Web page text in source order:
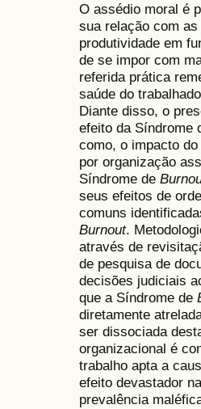
O assédio moral é
sua relação com
produtividade em
de se impor com
referida prática
saúde do
Diante disso, o
efeito da Síndrome
como, o impacto
por organização
Síndrome de
seus efeitos de
comuns
Burnout.
através de
de pesquisa de
decisões judiciais
que a Síndrome de
diretamente
ser dissociada
organizacional é
trabalho apta a
efeito devastador
prevalência